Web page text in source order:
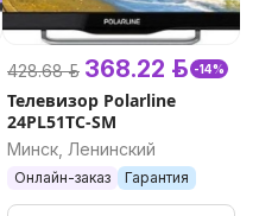
428.68 р. 368.22 р. -14%
Телевизор Polarline
24PL51TC-SM
Минск, Ленинский
Онлайн-заказ Гарантия